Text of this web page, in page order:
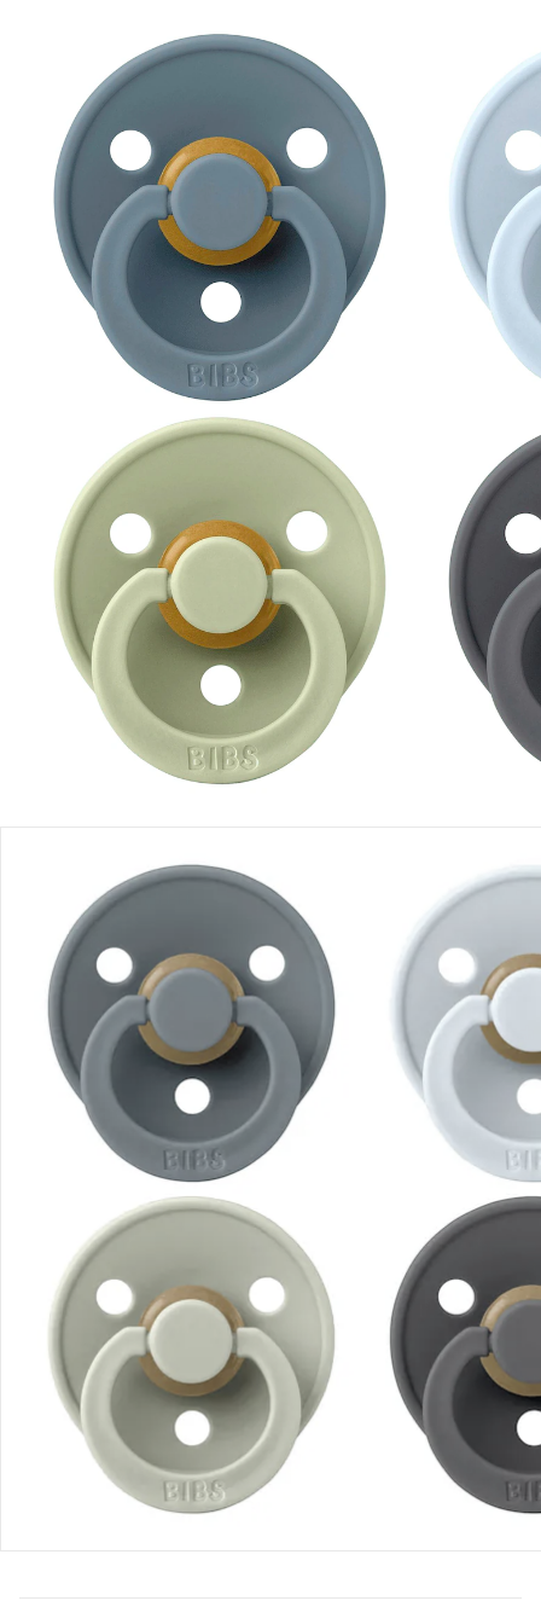
(1)
16,99 €
UVP 19,95 €
inkl. MwSt. und zzgl.Versandkosten
8 PAYBACK Basis°Punkte
sammeln
Varianteblau/grün/hellblau/grau
In den Warenkorb
Lieferung nach Hause
Sofort lieferbar - in 2-3 Werktagen bei Dir
Filialabholung
Einen Moment bitte...
Produktbeschreibung
Produktdetails
Hinweise, Siegel & Hersteller
Bewertungen
Bestellung & Lieferung
Retoure & Reklamation
Gutscheine & Aktionen